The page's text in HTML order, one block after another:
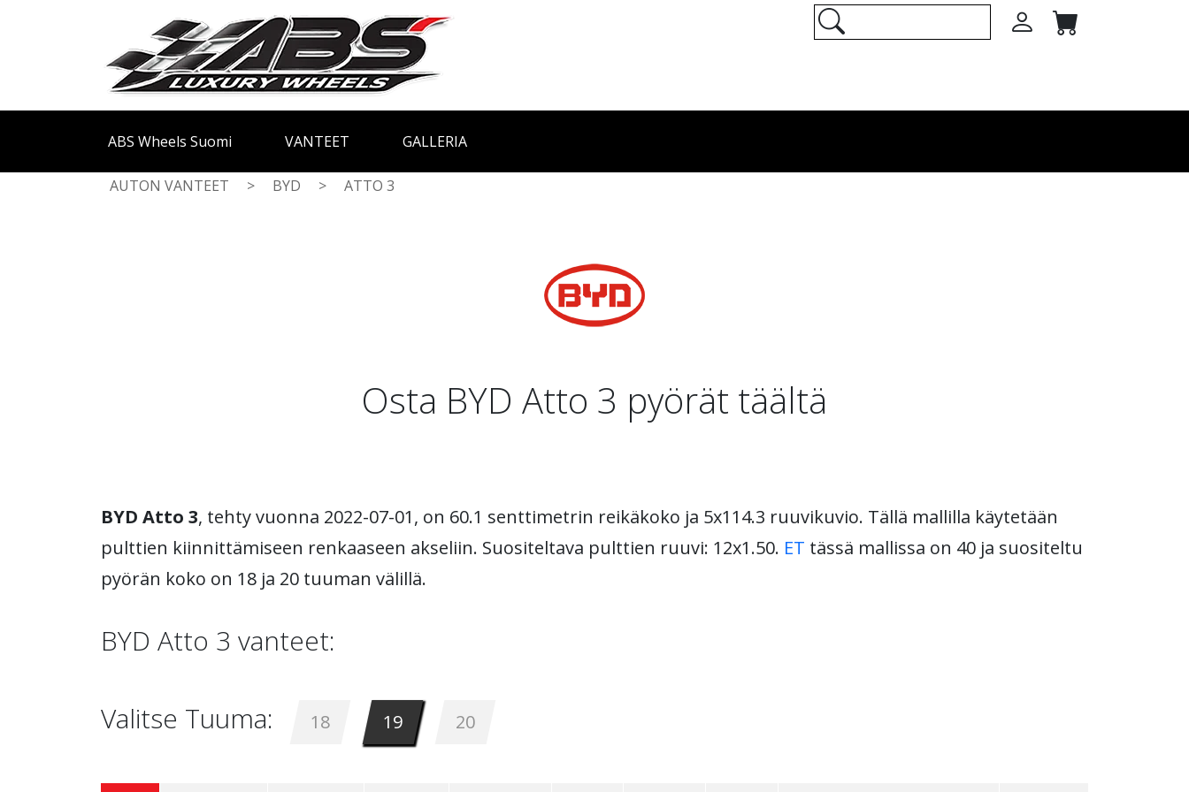
ABS Wheels Suomi VANTEET GALLERIA
AUTON VANTEET > BYD > ATTO 3
Osta BYD Atto 3 pyörät täältä
BYD Atto 3, tehty vuonna 2022-07-01, on 60.1 senttimetrin reikäkoko ja 5x114.3 ruuvikuvio. Tällä mallilla käytetään
pulttien kiinnittämiseen renkaaseen akseliin. Suositeltava pulttien ruuvi: 12x1.50. ET tässä mallissa on 40 ja suositeltu
pyörän koko on 18 ja 20 tuuman välillä.
BYD Atto 3 vanteet:
Valitse Tuuma: 18 19 20